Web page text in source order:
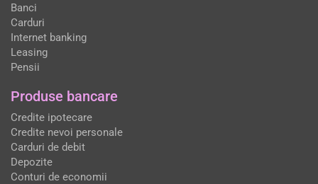
Banci
Carduri
Internet banking
Leasing
Pensii
Produse bancare
Credite ipotecare
Credite nevoi personale
Carduri de debit
Depozite
Conturi de economii